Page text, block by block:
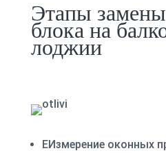
Этапы
блока на
лоджии
EИзмерение оконных